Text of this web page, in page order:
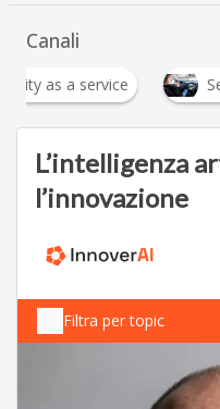
Canali
a service Self
L’intelligenza
l’innovazione
Filtra per topic